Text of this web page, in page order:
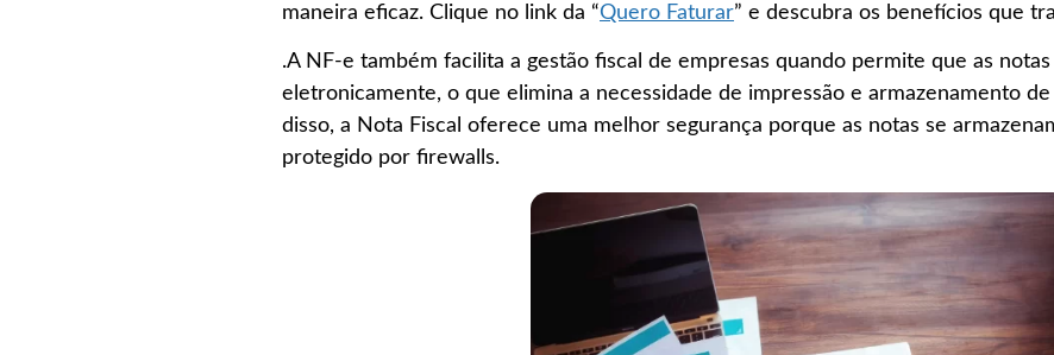
maneira eficaz. Clique no link da “Quero Faturar” e descubra os benefícios que
.A NF-e também facilita a gestão fiscal de empresas quando permite que as
eletronicamente, o que elimina a necessidade de impressão e armazenamento
disso, a Nota Fiscal oferece uma melhor segurança porque as notas se
protegido por firewalls.